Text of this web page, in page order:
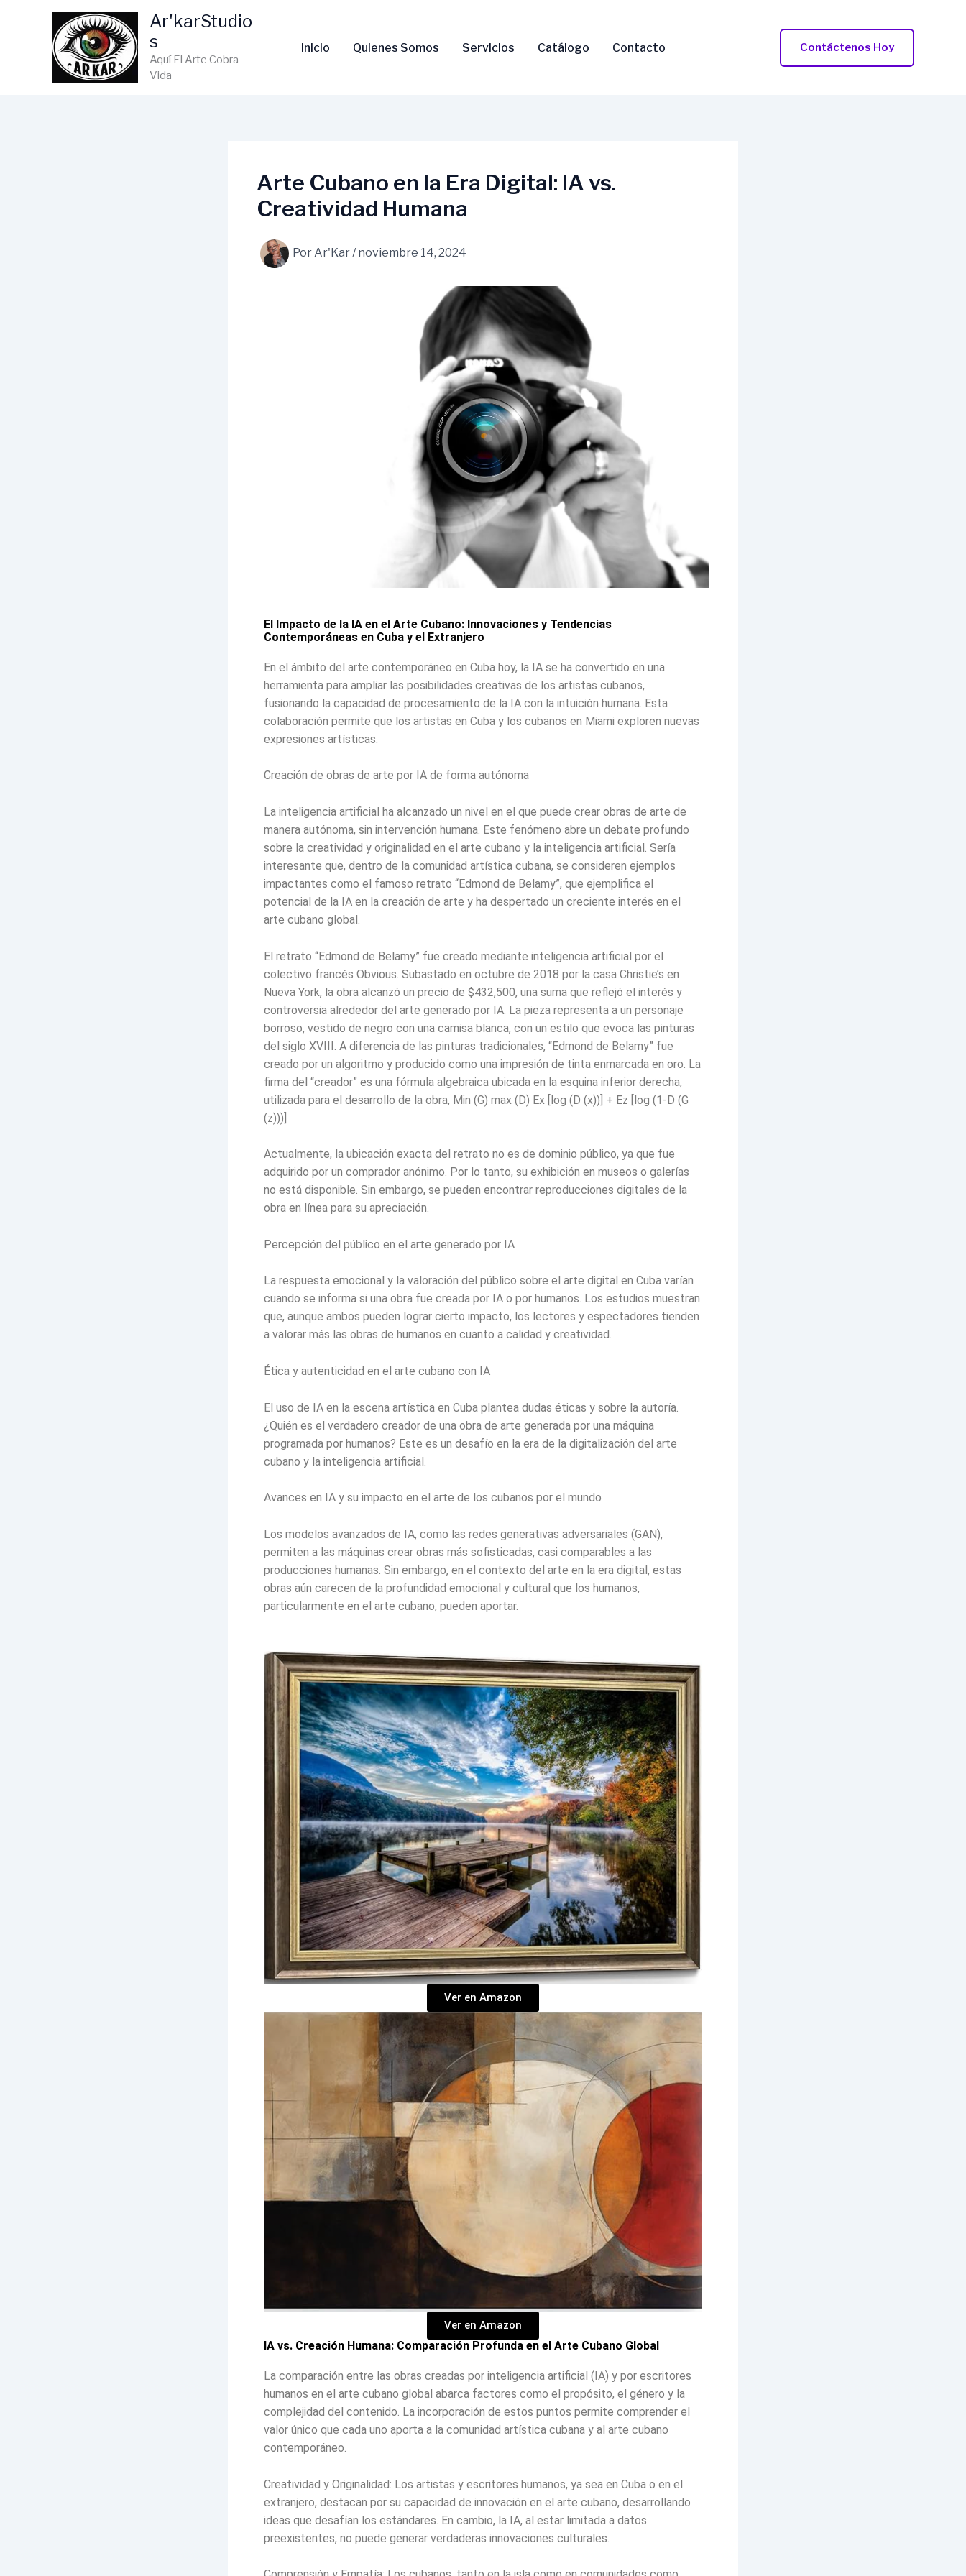
contenido
Ar'karStudio
s
Aquí El Arte Cobra
Vida
Inicio Quienes Somos Servicios Catálogo Contacto Contáctenos Hoy
Arte Cubano en la Era Digital: IA vs.
Creatividad Humana
PorAr'Kar/noviembre 14, 2024
El Impacto de la IA en el Arte Cubano: Innovaciones y Tendencias
Contemporáneas en Cuba y el Extranjero
En el ámbito del arte contemporáneo en Cuba hoy, la IA se ha convertido en una
herramienta para ampliar las posibilidades creativas de los artistas cubanos,
fusionando la capacidad de procesamiento de la IA con la intuición humana. Esta
colaboración permite que los artistas en Cuba y los cubanos en Miami exploren nuevas
expresiones artísticas.
⁠Creación de obras de arte por IA de forma autónoma
La inteligencia artificial ha alcanzado un nivel en el que puede crear obras de arte de
manera autónoma, sin intervención humana. Este fenómeno abre un debate profundo
sobre la creatividad y originalidad en el arte cubano y la inteligencia artificial. Sería
interesante que, dentro de la comunidad artística cubana, se consideren ejemplos
impactantes como el famoso retrato “Edmond de Belamy”, que ejemplifica el
potencial de la IA en la creación de arte y ha despertado un creciente interés en el
arte cubano global.
El retrato “Edmond de Belamy” fue creado mediante inteligencia artificial por el
colectivo francés Obvious. Subastado en octubre de 2018 por la casa Christie’s en
Nueva York, la obra alcanzó un precio de $432,500, una suma que reflejó el interés y
controversia alrededor del arte generado por IA. La pieza representa a un personaje
borroso, vestido de negro con una camisa blanca, con un estilo que evoca las pinturas
del siglo XVIII. A diferencia de las pinturas tradicionales, “Edmond de Belamy” fue
creado por un algoritmo y producido como una impresión de tinta enmarcada en oro. La
firma del “creador” es una fórmula algebraica ubicada en la esquina inferior derecha,
utilizada para el desarrollo de la obra, Min (G) max (D) Ex [log (D (x))] + Ez [log (1-D (G
(z)))]
Actualmente, la ubicación exacta del retrato no es de dominio público, ya que fue
adquirido por un comprador anónimo. Por lo tanto, su exhibición en museos o galerías
no está disponible. Sin embargo, se pueden encontrar reproducciones digitales de la
obra en línea para su apreciación.
Percepción del público en el arte generado por IA
La respuesta emocional y la valoración del público sobre el arte digital en Cuba varían
cuando se informa si una obra fue creada por IA o por humanos. Los estudios muestran
que, aunque ambos pueden lograr cierto impacto, los lectores y espectadores tienden
a valorar más las obras de humanos en cuanto a calidad y creatividad.
Ética y autenticidad en el arte cubano con IA
El uso de IA en la escena artística en Cuba plantea dudas éticas y sobre la autoría.
¿Quién es el verdadero creador de una obra de arte generada por una máquina
programada por humanos? Este es un desafío en la era de la digitalización del arte
cubano y la inteligencia artificial.
Avances en IA y su impacto en el arte de los cubanos por el mundo
Los modelos avanzados de IA, como las redes generativas adversariales (GAN),
permiten a las máquinas crear obras más sofisticadas, casi comparables a las
producciones humanas. Sin embargo, en el contexto del arte en la era digital, estas
obras aún carecen de la profundidad emocional y cultural que los humanos,
particularmente en el arte cubano, pueden aportar.
Ver en Amazon
Ver en Amazon
IA vs. Creación Humana: Comparación Profunda en el Arte Cubano Global
La comparación entre las obras creadas por inteligencia artificial (IA) y por escritores
humanos en el arte cubano global abarca factores como el propósito, el género y la
complejidad del contenido. La incorporación de estos puntos permite comprender el
valor único que cada uno aporta a la comunidad artística cubana y al arte cubano
contemporáneo.
Creatividad y Originalidad: Los artistas y escritores humanos, ya sea en Cuba o en el
extranjero, destacan por su capacidad de innovación en el arte cubano, desarrollando
ideas que desafían los estándares. En cambio, la IA, al estar limitada a datos
preexistentes, no puede generar verdaderas innovaciones culturales.